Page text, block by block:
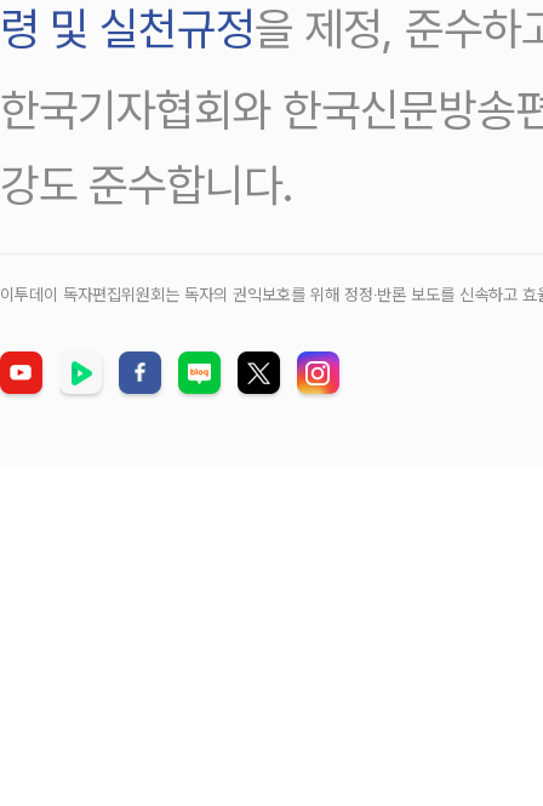
령 및 실천규정을 제정, 준수하
한국기자협회와 한국신문방송
강도 준수합니다.
이투데이 독자편집위원회는 독자의 권익보호를 위해 정정‧반론 보도를 신속하고